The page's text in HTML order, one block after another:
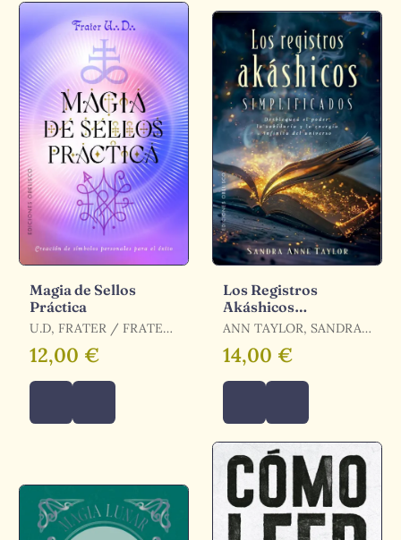
Magia de Sellos
Práctica
U.D, FRATER / FRATER,
T
12,00 €
Los Registros
Akáshicos
Simplificados
ANN TAYLOR, SANDRA
/ TAYLOR, SANDRA
ANNE
14,00 €